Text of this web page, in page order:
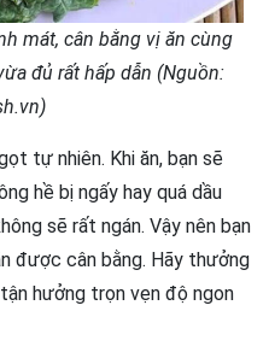
mát, cân bằng vị ăn cùng
đủ rất hấp dẫn (Nguồn:
tự nhiên. Khi ăn, bạn sẽ
hề bị ngấy hay quá dầu
sẽ rất ngán. Vậy nên bạn
được cân bằng. Hãy thưởng
hưởng trọn vẹn độ ngon